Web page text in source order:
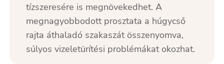
tízszeresére is megnövekedhet. A
megnagyobbodott prosztata a húgycső
rajta áthaladó szakaszát összenyomva,
súlyos vizeletürítési problémákat okozhat.